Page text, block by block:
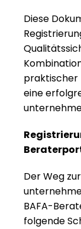
Diese
praktischer
eine
Der Weg
BAFA-
folgende